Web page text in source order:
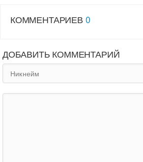
КОММЕНТАРИЕВ 0
ДОБАВИТЬ КОММЕНТАРИЙ